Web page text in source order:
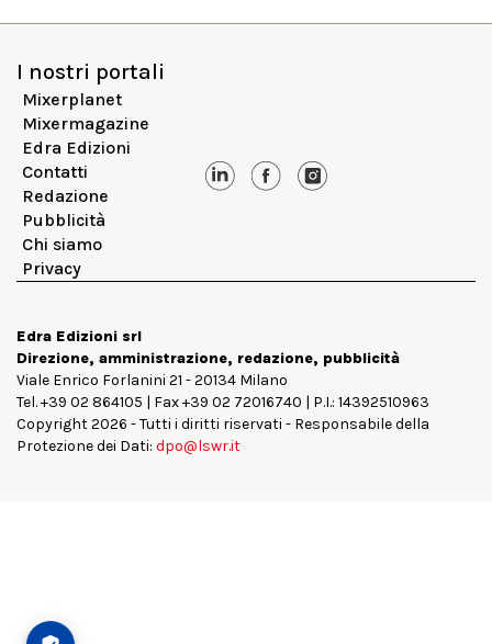
I nostri portali
Mixerplanet
Mixermagazine
Edra Edizioni
Contatti
Redazione
Pubblicità
Chi siamo
Privacy
Edra Edizioni srl
Direzione, amministrazione, redazione, pubblicità
Viale Enrico Forlanini 21 - 20134 Milano
Tel. +39 02 864105 | Fax +39 02 72016740 | P.I.: 14392510963
Copyright 2026 - Tutti i diritti riservati - Responsabile della
Protezione dei Dati: dpo@lswr.it